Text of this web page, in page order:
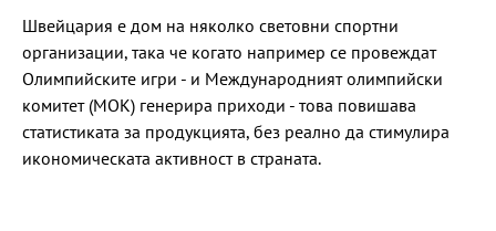
Швейцария е дом на няколко световни спортни
организации, така че когато например се провеждат
Олимпийските игри - и Международният олимпийски
комитет (МОК) генерира приходи - това повишава
статистиката за продукцията, без реално да стимулира
икономическата активност в страната.